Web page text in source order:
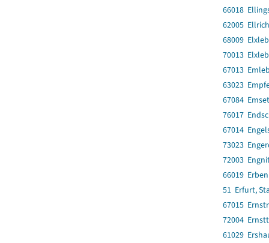
66018
62005
68009
70013
67013
63023
67084
76017
67014
73023
72003
66019
51 Erfurt,
67015
72004
61029